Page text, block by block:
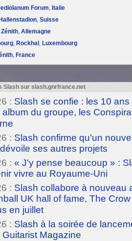
Forum, Italie
Hallenstadion, Suisse
Zénith, Allemagne
, Rockhal , Luxembourg
, France
Slash sur slash.gnrfrance.net
: Slash se confie : les 10
album du groupe, les
: Slash confirme qu'un
ses autres projets
: « J'y pense beaucoup » :
vivre au Royaume-Uni
: Slash collabore à nouveau
UK hall of fame, The
en juillet
: Slash à la soirée de
Magazine